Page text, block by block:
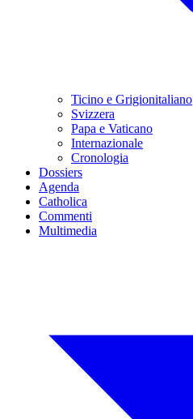
Ticino e Grigionitaliano
Svizzera
Papa e Vaticano
Internazionale
Cronologia
Dossiers
Agenda
Catholica
Commenti
Multimedia